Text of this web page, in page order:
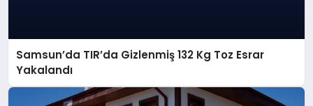
Samsun’da TIR’da Gizlenmiş 132 Kg Toz Esrar
Yakalandı